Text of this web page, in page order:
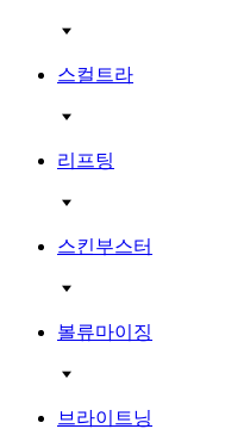
스컬트라
리프팅
스킨부스터
볼류마이징
브라이트닝